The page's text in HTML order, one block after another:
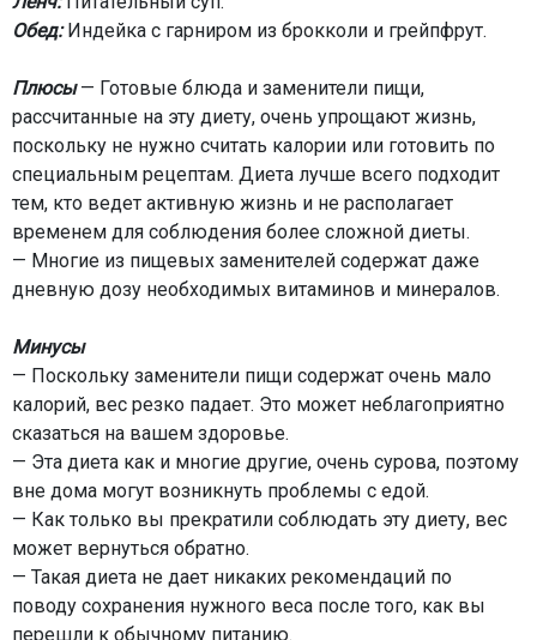
Обед:Индейка с гарниром из брокколи и грейпфрут.
Плюсы— Готовые блюда и заменители пищи,
рассчитанные на эту диету, очень упрощают жизнь,
поскольку не нужно считать калории или готовить по
специальным рецептам. Диета лучше всего подходит
тем, кто ведет активную жизнь и не располагает
временем для соблюдения более сложной диеты.
— Многие из пищевых заменителей содержат даже
дневную дозу необходимых витаминов и минералов.
Минусы
— Поскольку заменители пищи содержат очень мало
калорий, вес резко падает. Это может неблагоприятно
сказаться на вашем здоровье.
— Эта диета как и многие другие, очень сурова, поэтому
вне дома могут возникнуть проблемы с едой.
— Как только вы прекратили соблюдать эту диету, вес
может вернуться обратно.
— Такая диета не дает никаких рекомендаций по
поводу сохранения нужного веса после того, как вы
перешли к обычному питанию.